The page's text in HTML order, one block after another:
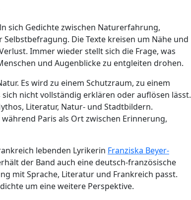
sich Gedichte zwischen Naturerfahrung,
Die Texte kreisen um Nähe und
Immer wieder stellt sich die Frage, was
und Augenblicke zu entgleiten drohen.
Es wird zu einem Schutzraum, zu einem
nicht vollständig erklären oder auflösen lässt.
Literatur, Natur- und Stadtbildern.
Paris als Ort zwischen Erinnerung,
lebenden Lyrikerin Franziska Beyer-
der Band auch eine deutsch-französische
mit Sprache, Literatur und Frankreich passt.
um eine weitere Perspektive.